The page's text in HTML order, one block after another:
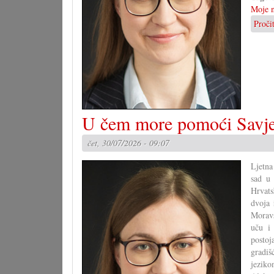
Moje
U čem more pomoći
čet, 30/07/2026 - 09:07
sad u
dvoja
uču i